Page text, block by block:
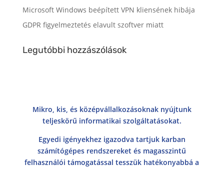
Microsoft Windows beépített VPN kliensének hibája
GDPR figyelmeztetés elavult szoftver miatt
Legutóbbi hozzászólások
Mikro, kis, és középvállalkozásoknak nyújtunk
teljeskörű informatikai szolgáltatásokat.
Egyedi igényekhez igazodva tartjuk karban
számítógépes rendszereket és magasszintű
felhasználói támogatással tesszük hatékonyabbá a